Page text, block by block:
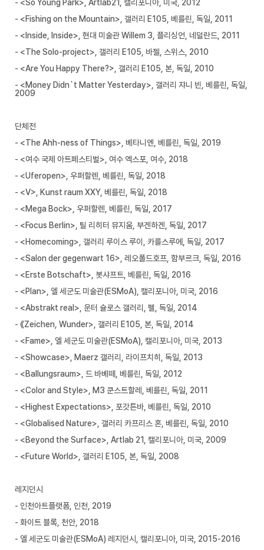
- <So Young Park>, Artlab21, 캘리포니아, 미국, 2012
- <Fishing on the Mountain>, 갤러리 E105, 베를린, 독일, 2011
- <Inside, Inside>, 현대 미술관 Willem 3, 플리싱언, 네덜란드, 2011
- <The Solo-project>, 갤러리 E105, 바젤, 스위스, 2010
- <Are You Happy There?>, 갤러리 E105, 본, 독일, 2010
- <Money Didn`t Matter Yesterday>, 갤러리 쟈니 빈, 베를린, 독일,
2009
단체전
- <The Ahh-ness of Things>, 베타니엔, 베를린, 독일, 2019
- <여수 국제 아트페스티벌>, 여수 엑스포, 여수, 2018
- <Uferopen>, 우퍼할렌, 베를린, 독일, 2018
- <V>, Kunst raum XXY, 베를린, 독일, 2018
- <Mega Bock>, 우퍼할렌, 베를린, 독일, 2017
- <Focus Berlin>, 틸 리히터 뮤지움, 부겐하겐, 독일, 2017
- <Homecoming>, 갤러리 루이스 루이, 카를스루에, 독일, 2017
- <Salon der gegenwart 16>, 레오폴드호프, 함부르크, 독일, 2016
- <Erste Botschaft>, 봇샤프트, 베를린, 독일, 2016
- <Plan>, 엘 세군도 미술관(ESMoA), 캘리포니아, 미국, 2016
- <Abstrakt real>, 운터 슐로스 갤러리, 펠, 독일, 2014
- 《Zeichen, Wunder>, 갤러리 E105, 본, 독일, 2014
- <Fame>, 엘 세군도 미술관(ESMoA), 캘리포니아, 미국, 2013
- <Showcase>, Maerz 갤러리, 라이프치히, 독일, 2013
- <Ballungsraum>, 드 바베떼, 베를린, 독일, 2012
- <Color and Style>, M3 쿤스트할레, 베를린, 독일, 2011
- <Highest Expectations>, 포갓튼바, 베를린, 독일, 2010
- <Globalised Nature>, 갤러리 카프리스 혼, 베를린, 독일, 2010
- <Beyond the Surface>, Artlab 21, 캘리포니아, 미국, 2009
- <Future World>, 갤러리 E105, 본, 독일, 2008
레지던시
- 인천아트플랫폼, 인천, 2019
- 화이트 블록, 천안, 2018
- 엘 세군도 미술관(ESMoA) 레지던시, 캘리포니아, 미국, 2015-2016